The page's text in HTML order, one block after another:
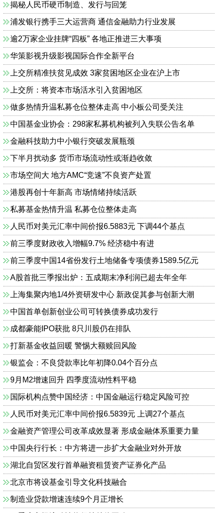
揭秘人民币硬币制造、发行与回笼
浦发银行携手三大运营商 通信金融助力行业发展
逾2万家企业挂牌“四板” 各地正推进三大事项
华策影视升级影视国际合作全新平台
上交所精准扶贫见成效 3家贫困地区企业在沪上市
上交所：将资本市场活水引入贫困地区
做多热情升温私募仓位整体走高 中小板公司受关注
中国基金业协会：298家私募机构被列入失联公告名单
金融科技助力中小银行突破发展瓶颈
下半月扰动多 货币市场流动性或渐趋收敛
市场空间大 地方AMC“竞速”不良资产处置
港股再创十年新高 市场情绪持续活跃
私募基金热情升温 私募仓位整体走高
人民币对美元汇率中间价报6.5883元 下调44个基点
前三季度财政收入增幅9.7% 经济稳中有进
前三季度中国14省份发行土地储备专项债券1589.5亿元
A股首批三季报出炉：五成期末净利润已超去年全年
上海集聚内地1/4外资研发中心 新政促其参与创新大潮
中国首单创新创业公司可转换债券成功发行
成都豪能IPO获批 8只川股仍在排队
打新基金收益回暖 警惕大额赎回风险
银监会：不良贷款率比年初降0.04个百分点
9月M2增速回升 四季度流动性料平稳
国际机构点赞中国经济：中国金融运行稳定风险可控
人民币对美元汇率中间价报6.5839元 上调27个基点
金融资产管理公司改革成效显著 形成金融体系重要力量
中国央行行长：中方将进一步扩大金融业对外开放
湖北自贸区发行首单融资租赁资产证券化产品
北京市将设基金引导文化科技融合
制造业贷款增速连续9个月正增长